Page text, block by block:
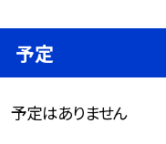
予定
予定はありません